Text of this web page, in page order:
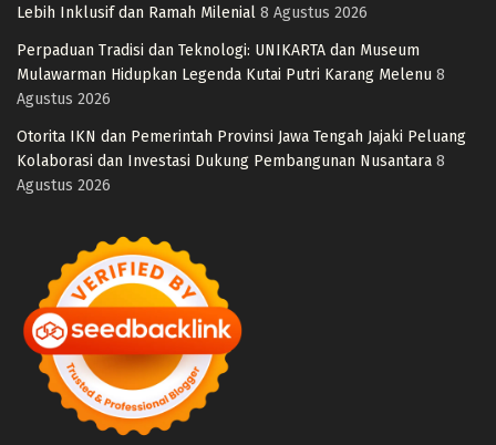
Lebih Inklusif dan Ramah Milenial 8 Agustus 2026
Perpaduan Tradisi dan Teknologi: UNIKARTA dan Museum
Mulawarman Hidupkan Legenda Kutai Putri Karang Melenu 8
Agustus 2026
Otorita IKN dan Pemerintah Provinsi Jawa Tengah Jajaki Peluang
Kolaborasi dan Investasi Dukung Pembangunan Nusantara 8
Agustus 2026